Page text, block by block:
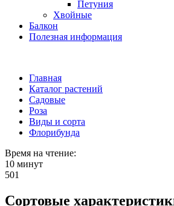
Петуния
Хвойные
Балкон
Полезная информация
Главная
Каталог растений
Садовые
Роза
Виды и сорта
Флорибунда
Время на чтение:
10 минут
501
Сортовые